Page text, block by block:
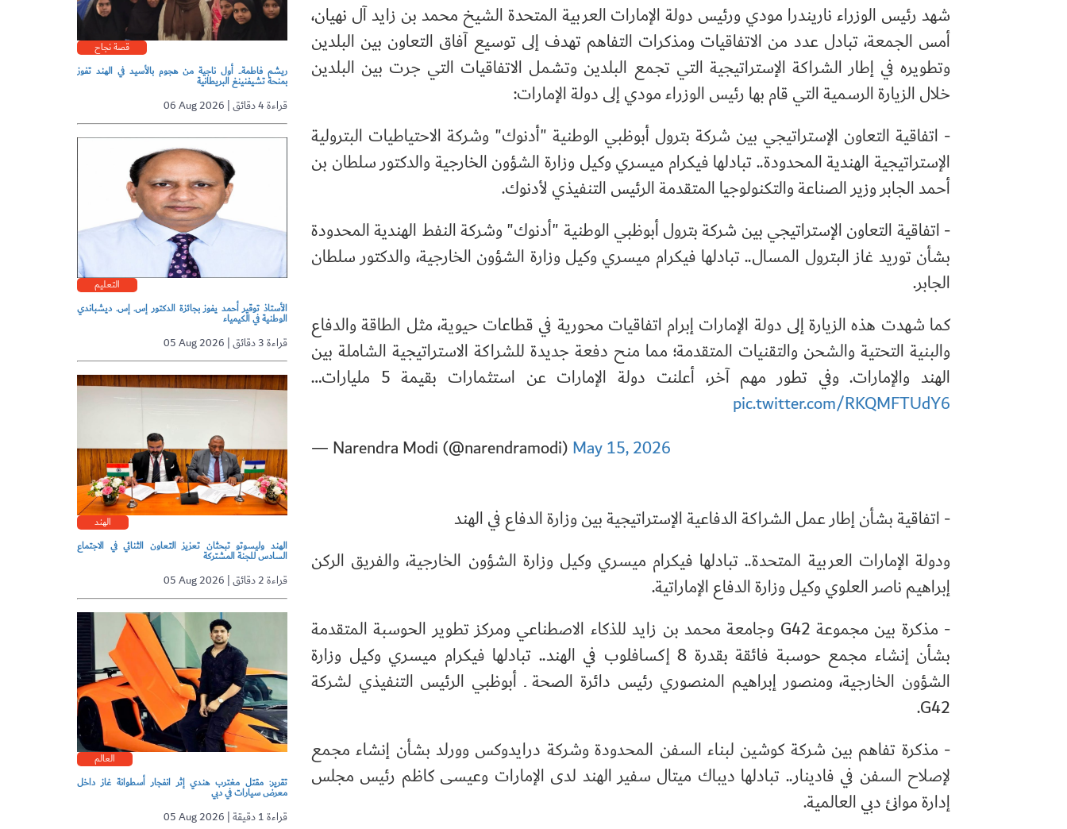
قصة نجاح
ريشم فاطمة.. أول ناجية من هجوم بالأسيد في الهند تفوز
بمنحة تشيفنينغ البريطانية
06 Aug 2026 | قراءة 4 دقائق
التعليم
الأستاذ توقير أحمد يفوز بجائزة الدكتور إس. إس. ديشباندي
الوطنية في الكيمياء
05 Aug 2026 | قراءة 3 دقائق
الهند
الهند وليسوتو تبحثان تعزيز التعاون الثنائي في الاجتماع
السادس للجنة المشتركة
05 Aug 2026 | قراءة 2 دقائق
العالم
تقرير: مقتل مغترب هندي إثر انفجار أسطوانة غاز داخل
معرض سيارات في دبي
05 Aug 2026 | قراءة 1 دقيقة
شهد رئيس الوزراء ناريندرا مودي ورئيس دولة الإمارات العربية المتحدة الشيخ محمد بن زايد آل نهيان،
أمس الجمعة، تبادل عدد من الاتفاقيات ومذكرات التفاهم تهدف إلى توسيع آفاق التعاون بين البلدين
وتطويره في إطار الشراكة الإستراتيجية التي تجمع البلدين وتشمل الاتفاقيات التي جرت بين البلدين
خلال الزيارة الرسمية التي قام بها رئيس الوزراء مودي إلى دولة الإمارات:
- اتفاقية التعاون الإستراتيجي بين شركة بترول أبوظبي الوطنية "أدنوك" وشركة الاحتياطيات البترولية
الإستراتيجية الهندية المحدودة.. تبادلها فيكرام ميسري وكيل وزارة الشؤون الخارجية والدكتور سلطان بن
أحمد الجابر وزير الصناعة والتكنولوجيا المتقدمة الرئيس التنفيذي لأدنوك.
- اتفاقية التعاون الإستراتيجي بين شركة بترول أبوظبي الوطنية "أدنوك" وشركة النفط الهندية المحدودة
بشأن توريد غاز البترول المسال.. تبادلها فيكرام ميسري وكيل وزارة الشؤون الخارجية، والدكتور سلطان
الجابر.
كما شهدت هذه الزيارة إلى دولة الإمارات إبرام اتفاقيات محورية في قطاعات حيوية، مثل الطاقة والدفاع
والبنية التحتية والشحن والتقنيات المتقدمة؛ مما منح دفعة جديدة للشراكة الاستراتيجية الشاملة بين
الهند والإمارات. وفي تطور مهم آخر، أعلنت دولة الإمارات عن استثمارات بقيمة 5 مليارات…
pic.twitter.com/RKQMFTUdY6
— Narendra Modi (@narendramodi) May 15, 2026
- اتفاقية بشأن إطار عمل الشراكة الدفاعية الإستراتيجية بين وزارة الدفاع في الهند
ودولة الإمارات العربية المتحدة.. تبادلها فيكرام ميسري وكيل وزارة الشؤون الخارجية، والفريق الركن
إبراهيم ناصر العلوي وكيل وزارة الدفاع الإماراتية.
- مذكرة بين مجموعة G42 وجامعة محمد بن زايد للذكاء الاصطناعي ومركز تطوير الحوسبة المتقدمة
بشأن إنشاء مجمع حوسبة فائقة بقدرة 8 إكسافلوب في الهند.. تبادلها فيكرام ميسري وكيل وزارة
الشؤون الخارجية، ومنصور إبراهيم المنصوري رئيس دائرة الصحة ـ أبوظبي الرئيس التنفيذي لشركة
G42.
- مذكرة تفاهم بين شركة كوشين لبناء السفن المحدودة وشركة درايدوكس وورلد بشأن إنشاء مجمع
لإصلاح السفن في فادينار.. تبادلها ديباك ميتال سفير الهند لدى الإمارات وعيسى كاظم رئيس مجلس
إدارة موانئ دبي العالمية.